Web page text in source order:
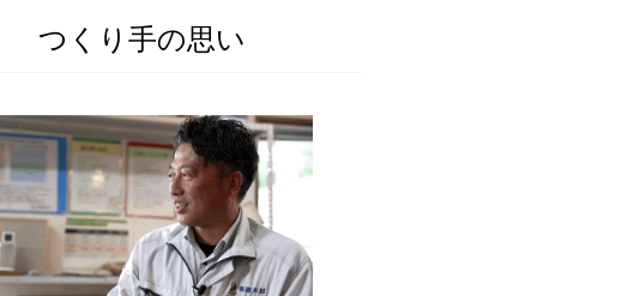
つくり手の思い